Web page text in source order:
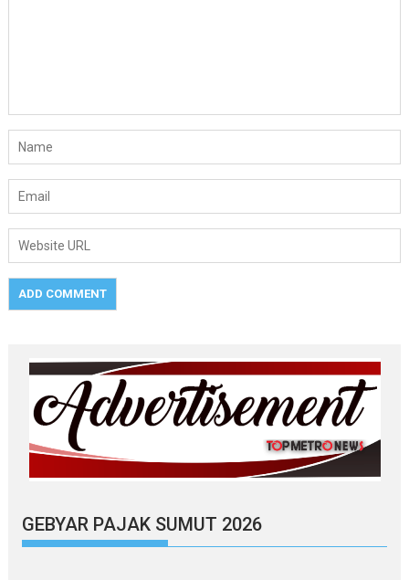
GEBYAR PAJAK SUMUT 2026